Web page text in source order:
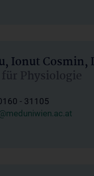
Ionut Cosmin,
Physiologie
- 31105